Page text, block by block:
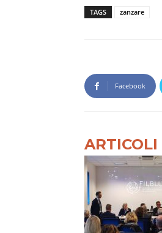
TAGS zanzare
Facebook
ARTICOLI